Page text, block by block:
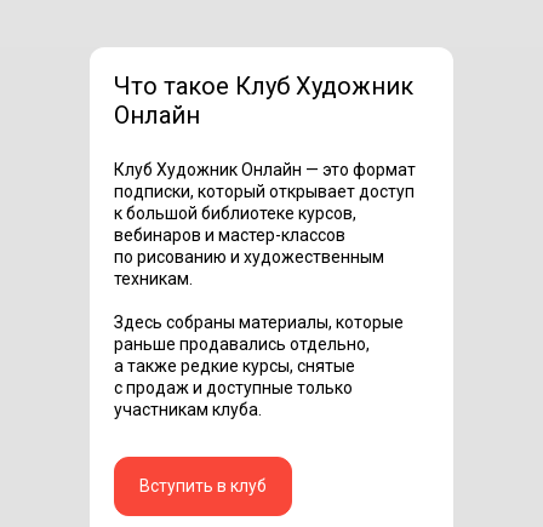
Что такое Клуб Художник
Онлайн
Клуб Художник Онлайн — это формат
подписки, который открывает доступ
к большой библиотеке курсов,
вебинаров и мастер-классов
по рисованию и художественным
техникам.
Здесь собраны материалы, которые
раньше продавались отдельно,
а также редкие курсы, снятые
с продаж и доступные только
участникам клуба.
Вступить в клуб